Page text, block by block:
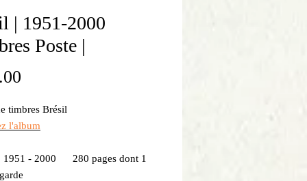
| 1951-2000
Poste |
timbres Brésil
l'album
1951 - 2000 280 pages dont 1